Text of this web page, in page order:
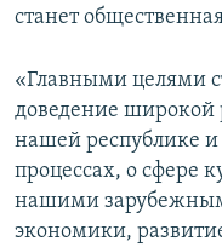
КРЫМ.НЕПОКОРЕННЫЙ
УКРАИНСКАЯ
Все сайты RFE/RL
станет
«Главными целями
доведение широкой
нашей республике
процессах, о сфере
нашими
экономики,